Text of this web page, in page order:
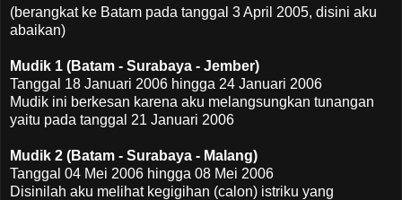
(berangkat ke Batam pada tanggal 3 April 2005, disini aku
abaikan)
Mudik 1 (Batam - Surabaya - Jember)
Tanggal 18 Januari 2006 hingga 24 Januari 2006
Mudik ini berkesan karena aku melangsungkan tunangan
yaitu pada tanggal 21 Januari 2006
Mudik 2 (Batam - Surabaya - Malang)
Tanggal 04 Mei 2006 hingga 08 Mei 2006
Disinilah aku melihat kegigihan (calon) istriku yang